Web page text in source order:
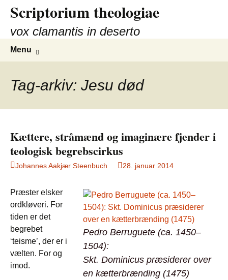
indhold
Scriptorium theologiae
vox clamantis in deserto
Menu
Tag-arkiv: Jesu død
Kættere, stråmænd og imaginære fjender i
teologisk begrebscirkus
Johannes Aakjær Steenbuch 28. januar 2014
Pedro Berruguete (ca. 1450–
1504):
Skt. Dominicus præsiderer over
en kætterbrænding (1475)
Præster elsker
ordkløveri. For
tiden er det
begrebet
‘teisme’, der er i
vælten. For og
imod.